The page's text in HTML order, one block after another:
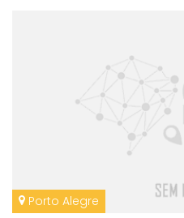
Porto Alegre